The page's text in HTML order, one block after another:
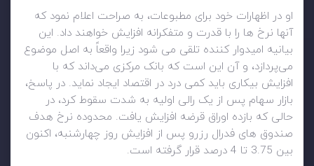
او در اظهارات خود برای مطبوعات، به صراحت اعلام نمود که
آنها نرخ ها را با قدرت و متفکرانه افزایش خواهند داد. این
بیانیه امیدوار کننده تلقی می شود زیرا واقعاً به اصل موضوع
می‌پردازد، و آن این است که بانک مرکزی می‌داند که با
افزایش بیکاری باید کمی درد در اقتصاد ایجاد نماید. در پاسخ،
بازار سهام پس از یک رالی اولیه به شدت سقوط کرد، در
حالی که بازده اوراق قرضه افزایش یافت. محدوده نرخ هدف
صندوق های فدرال رزرو پس از افزایش روز چهارشنبه، اکنون
بین 3.75 تا 4 درصد قرار گرفته است.